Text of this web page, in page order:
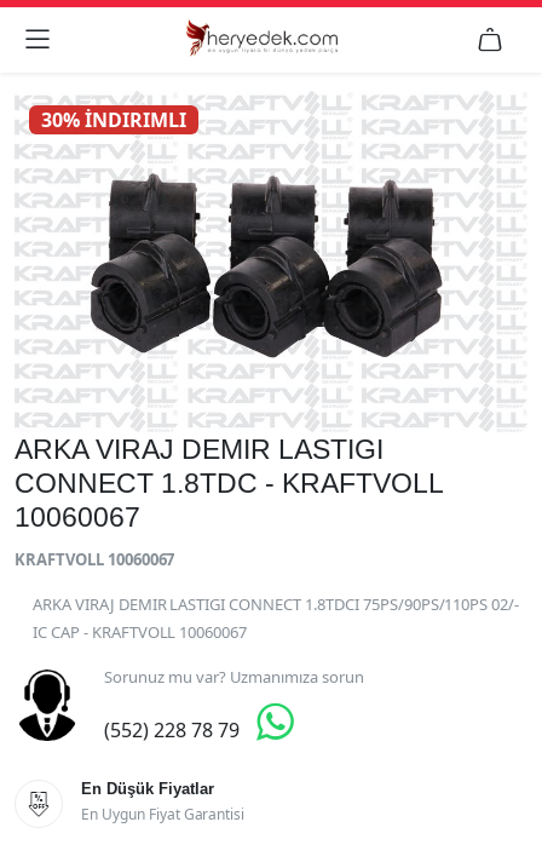
 
30% İNDIRIMLI
ARKA VIRAJ DEMIR LASTIGI
CONNECT 1.8TDC - KRAFTVOLL
10060067
KRAFTVOLL 10060067
ARKA VIRAJ DEMIR LASTIGI CONNECT 1.8TDCI 75PS/90PS/110PS 02/-
IC CAP - KRAFTVOLL 10060067
Sorunuz mu var? Uzmanımıza sorun
(552) 228 78 79 

En Düşük Fiyatlar
En Uygun Fiyat Garantisi